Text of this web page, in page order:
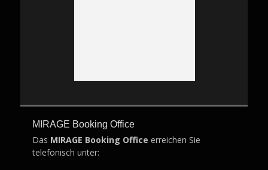
MIRAGE Booking Office
Das MIRAGE Booking Office erreichen Sie
telefonisch unter: